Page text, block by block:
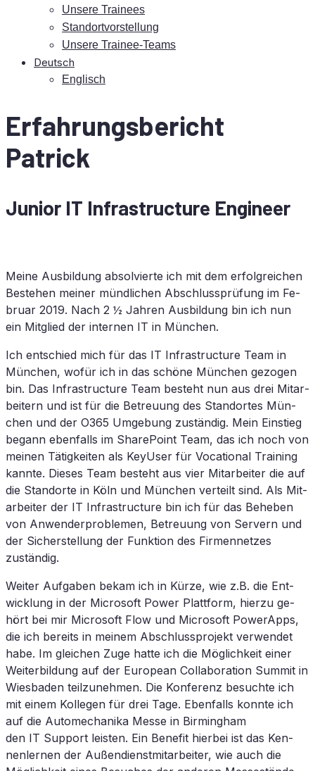
Un­se­re Trainees
Stand­ort­vor­stel­lung
Un­se­re Trainee-Teams
Deutsch
Eng­lisch
Er­fah­rungs­be­richt
Patrick
Ju­ni­or IT In­fra­struc­tu­re Engineer
Mei­ne Aus­bil­dung ab­sol­vier­te ich mit dem er­folg­rei­chen
Be­stehen mei­ner münd­li­chen Ab­schluss­prü­fung im Fe­
bru­ar 2019. Nach 2 ½ Jah­ren Aus­bil­dung bin ich nun
ein Mit­glied der in­ter­nen IT in München.
Ich ent­schied mich für das IT In­fra­struc­tu­re Team in
Mün­chen, wo­für ich in das schö­ne Mün­chen ge­zo­gen
bin. Das In­fra­struc­tu­re Team be­steht nun aus drei Mit­ar­
bei­tern und ist für die Be­treu­ung des Stand­or­tes Mün­
chen und der O365 Um­ge­bung zu­stän­dig. Mein Ein­stieg
be­gann eben­falls im Share­Point Team, das ich noch von
mei­nen Tä­tig­kei­ten als Key­U­ser für Vo­ca­tio­nal Training
kann­te. Die­ses Team be­steht aus vier Mit­ar­bei­ter die auf
die Stand­or­te in Köln und Mün­chen ver­teilt sind. Als Mit­
ar­bei­ter der IT In­fra­struc­tu­re bin ich für das Be­he­ben
von An­wen­der­pro­ble­men, Be­treu­ung von Ser­vern und
der Si­cher­stel­lung der Funk­ti­on des Fir­men­net­zes
zuständig.
Wei­ter Auf­ga­ben be­kam ich in Kür­ze, wie z.B. die Ent­
wick­lung in der Mi­cro­soft Power Platt­form, hier­zu ge­
hört bei mir Mi­cro­soft Flow und Mi­cro­soft Power­Apps,
die ich be­reits in mei­nem Ab­schluss­pro­jekt ver­wen­det
habe. Im glei­chen Zuge hat­te ich die Mög­lich­keit ei­ner
Wei­ter­bil­dung auf der Eu­ro­pean Col­la­bo­ra­ti­on Sum­mit in
Wies­ba­den teil­zu­neh­men. Die Kon­fe­renz be­such­te ich
mit ei­nem Kol­le­gen für drei Tage. Eben­falls konn­te ich
auf die Au­to­me­cha­nika Mes­se in Bir­ming­ham
den IT Sup­port leis­ten. Ein Be­ne­fit hier­bei ist das Ken­
nen­ler­nen der Au­ßen­dienst­mit­ar­bei­ter, wie auch die